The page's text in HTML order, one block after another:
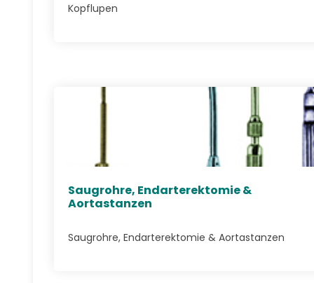
Kopflupen
Saugrohre, Endarterektomie &
Aortastanzen
Saugrohre, Endarterektomie & Aortastanzen